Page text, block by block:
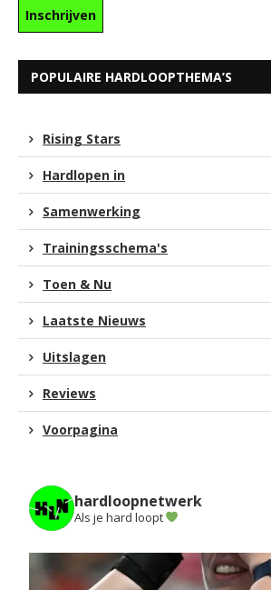
POPULAIRE HARDLOOPTHEMA’S
Rising Stars
Hardlopen in
Samenwerking
Trainingsschema's
Toen & Nu
Laatste Nieuws
Uitslagen
Reviews
Voorpagina
hardloopnetwerk
Als je hard loopt